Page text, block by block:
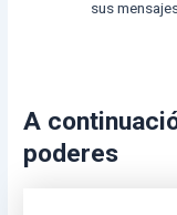
sus
A
poderes